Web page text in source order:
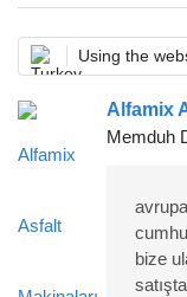
Using the
Alfamix
Memduh
bize